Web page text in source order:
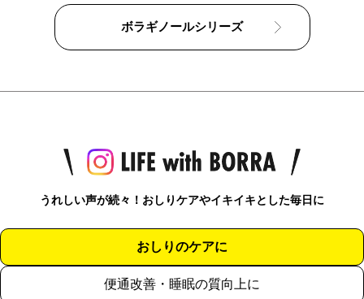
ボラギノールシリーズ
うれしい声が続々！おしりケアやイキイキとした毎日に
おしりのケアに
便通改善・睡眠の質向上に